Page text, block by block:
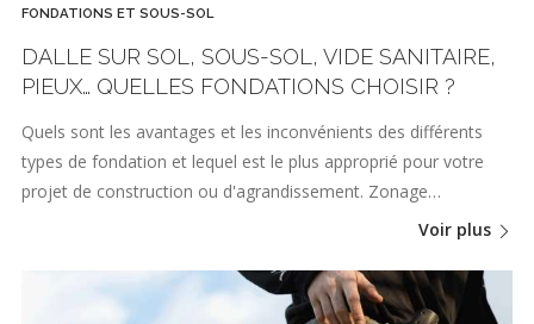
FONDATIONS ET SOUS-SOL
DALLE SUR SOL, SOUS-SOL, VIDE SANITAIRE,
PIEUX… QUELLES FONDATIONS CHOISIR ?
Quels sont les avantages et les inconvénients des différents
types de fondation et lequel est le plus approprié pour votre
projet de construction ou d'agrandissement. Zonage…
Voir plus